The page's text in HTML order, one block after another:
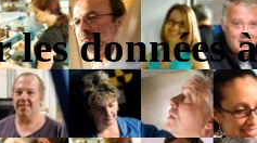
données